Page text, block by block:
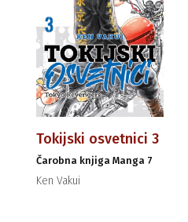
Tokijski osvetnici 3
Čarobna knjiga Manga 7
Ken Vakui